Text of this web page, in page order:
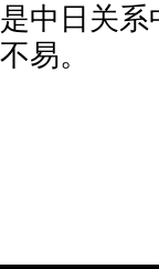
是中日关
不易。